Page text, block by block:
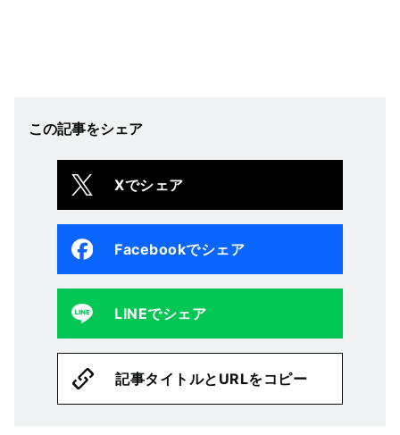
この記事をシェア
Xでシェア
Facebookでシェア
LINEでシェア
記事タイトルとURLをコピー